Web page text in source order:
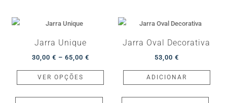
Jarra Unique
30,00 € – 65,00 €Price
range:
30,00 €
through
VER OPÇÕES
This
product
Jarra Oval Decorativa
53,00 €
ADICIONAR